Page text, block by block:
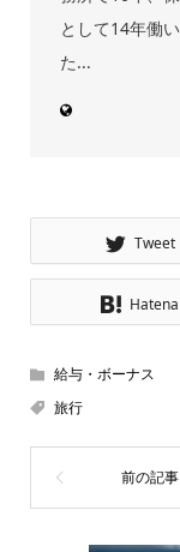
として14年働
た...
Tweet
Hatena
給与・ボーナス
旅行